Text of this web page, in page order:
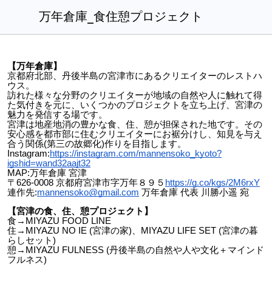
万年倉庫_食住憩プロジェクト
【万年倉庫】
京都府北部、丹後半島の宮津市にあるクリエイターのレストハ
ウス。
訪れた様々な分野のクリエイターが地域の自然や人に触れて得
た気付きを元に、いくつかのプロジェクトを立ち上げ、宮津の
魅力を発信する場です。
宮津は地産地消の豊かな食、住、憩が担保された地です。その
安心感を都市部に住むクリエイターにお裾分けし、知見を与え
合う関係(第三の故郷化)作りを目指します。
Instagram:https://instagram.com/mannensoko_kyoto?
igshid=wand32aajt32
MAP:万年倉庫 宮津
〒626-0008 京都府宮津市字万年８９５ https://g.co/kgs/2M6rxY
連作先:mannensoko@gmail.com 万年倉庫 代表 川勝小遥 宛
【宮津の食、住、憩プロジェクト】
食→MIYAZU FOOD LINE
住→MIYAZU NO IE (宮津の家)、MIYAZU LIFE SET (宮津の暮
らしセット)
憩→MIYAZU FULNESS (丹後半島の自然や人や文化＋マインド
フルネス)